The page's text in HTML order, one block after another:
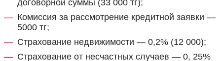
договорной суммы (33 000 тг);
Комиссия за рассмотрение кредитной заявки —
5000 тг;
Страхование недвижимости — 0,2% (12 000);
Страхование от несчастных случаев — 0, 25%